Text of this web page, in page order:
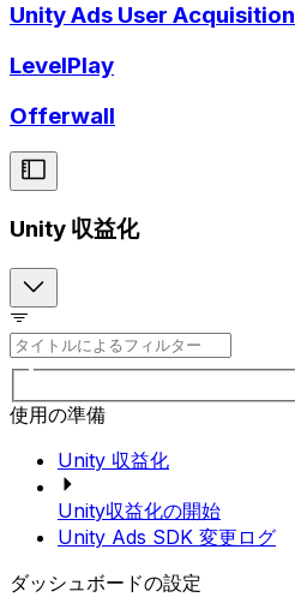
Unity Ads User Acquisition
LevelPlay
Offerwall
Unity 収益化
使用の準備
Unity 収益化
Unity収益化の開始
Unity Ads SDK 変更ログ
ダッシュボードの設定